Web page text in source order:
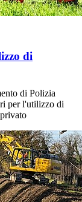
di
di Polizia
per l'utilizzo di